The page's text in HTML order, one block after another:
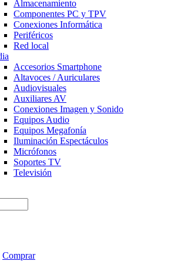
Almacenamiento
Componentes PC y TPV
Conexiones Informática
Periféricos
Red local
Accesorios Smartphone
Altavoces / Auriculares
Audiovisuales
Auxiliares AV
Conexiones Imagen y Sonido
Equipos Audio
Equipos Megafonía
Iluminación Espectáculos
Micrófonos
Soportes TV
Televisión
Comprar